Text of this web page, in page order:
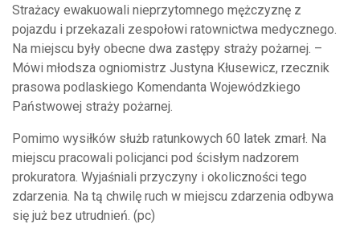
Strażacy ewakuowali nieprzytomnego mężczyznę z
pojazdu i przekazali zespołowi ratownictwa medycznego.
Na miejscu były obecne dwa zastępy straży pożarnej. –
Mówi młodsza ogniomistrz Justyna Kłusewicz, rzecznik
prasowa podlaskiego Komendanta Wojewódzkiego
Państwowej straży pożarnej.
Pomimo wysiłków służb ratunkowych 60 latek zmarł. Na
miejscu pracowali policjanci pod ścisłym nadzorem
prokuratora. Wyjaśniali przyczyny i okoliczności tego
zdarzenia. Na tą chwilę ruch w miejscu zdarzenia odbywa
się już bez utrudnień. (pc)